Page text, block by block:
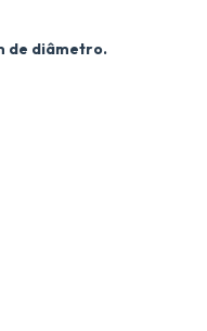
de diâmetro.